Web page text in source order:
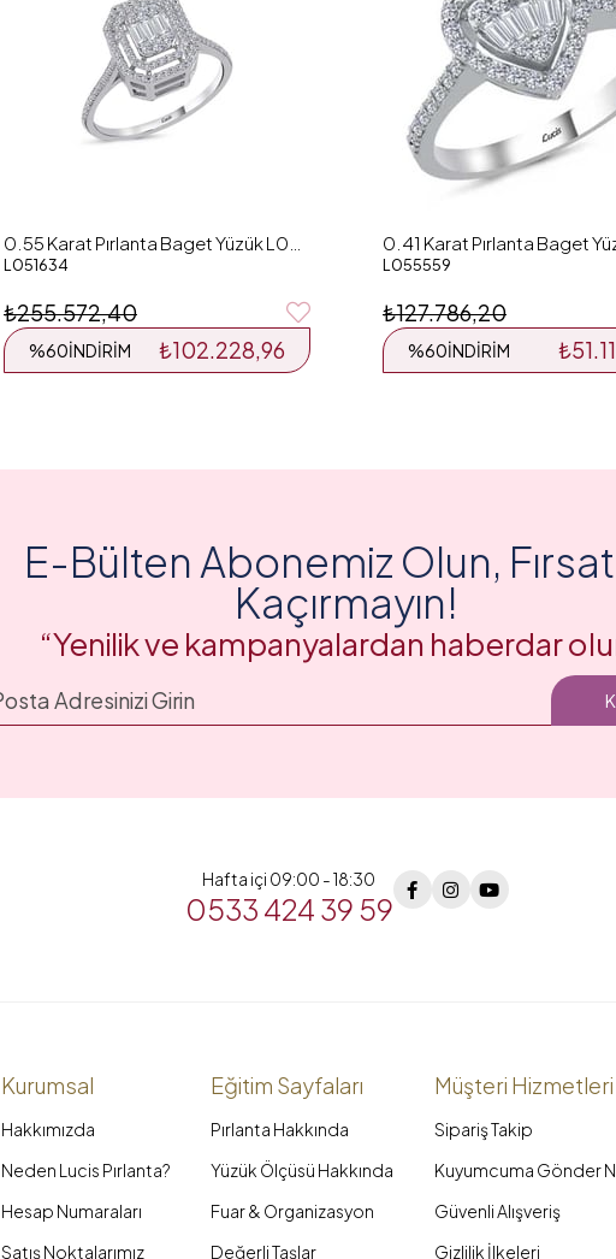
L051634
₺102.228,96
%60İNDIRIM
₺255.572,40
L055559
%60İNDIRIM
₺127.786,20
E-Bülten Abonemiz Olun,
Kaçırmayın!
“Yenilik ve kampanyalardan haberdar
Hafta içi 09:00 - 18:30
0533 424 39 59
Kurumsal
Hakkımızda
Neden Lucis Pırlanta?
Hesap Numaraları
Satış Noktalarımız
Eğitim Sayfaları
Pırlanta Hakkında
Yüzük Ölçüsü Hakkında
Fuar & Organizasyon
Değerli Taşlar
Müşteri Hizmetleri
Sipariş Takip
Kuyumcuma Gönder
Güvenli Alışveriş
Gizlilik İlkeleri